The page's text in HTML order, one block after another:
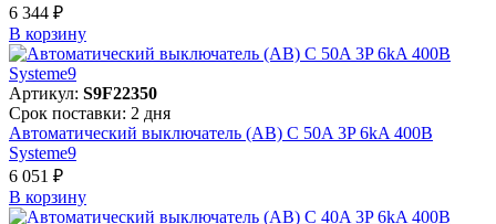
6 344 ₽
В корзинy
Артикул: S9F22350
Срок поставки: 2 дня
Автоматический выключатель (АВ) C 50A 3P 6kA 400В
Systeme9
6 051 ₽
В корзинy